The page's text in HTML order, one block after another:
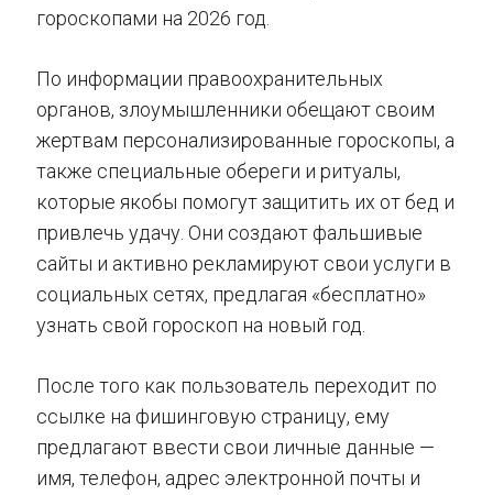
гороскопами на 2026 год.
По информации правоохранительных
органов, злоумышленники обещают своим
жертвам персонализированные гороскопы, а
также специальные обереги и ритуалы,
которые якобы помогут защитить их от бед и
привлечь удачу. Они создают фальшивые
сайты и активно рекламируют свои услуги в
социальных сетях, предлагая «бесплатно»
узнать свой гороскоп на новый год.
После того как пользователь переходит по
ссылке на фишинговую страницу, ему
предлагают ввести свои личные данные —
имя, телефон, адрес электронной почты и